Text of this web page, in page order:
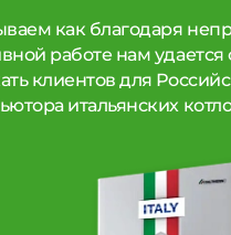
как благодаря
работе нам удается
клиентов для
итальянских